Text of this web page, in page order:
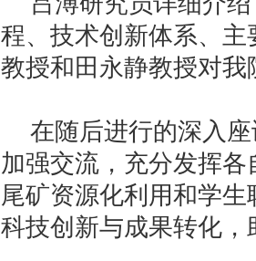
程、技术创新体系、
教授和田 永静教授对我
在随后进行的深入
加强交流，充分发挥各
尾矿资源化利用和学
科技创新与成果转化